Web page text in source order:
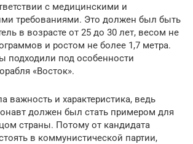
с медицинскими и
требованиями. Это должен был быть
в возрасте от 25 до 30 лет, весом не
и ростом не более 1,7 метра.
подходили под особенности
«Восток».
важность и характеристика, ведь
должен был стать примером для
страны. Потому от кандидата
в коммунистической партии,